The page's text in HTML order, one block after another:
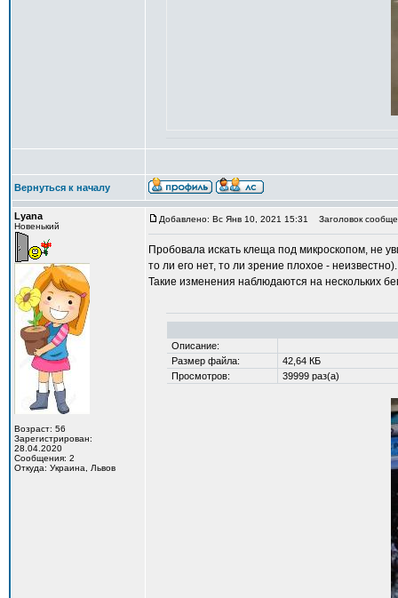
Вернуться к началу
Lyana
Новенький
Возраст: 56
Зарегистрирован:
28.04.2020
Сообщения: 2
Откуда: Украина, Львов
Добавлено: Вс Янв 10, 2021 15:31 Заголовок
Пробовала искать клеща под микроскопом, не
то ли его нет, то ли зрение плохое - неизвестно).
Такие изменения наблюдаются на нескольких
Описание:
Размер файла:
42,64 КБ
Просмотров:
39999 раз(а)